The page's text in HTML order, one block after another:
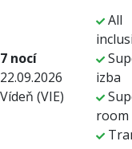
7 nocí
22.09.2026
Vídeň (VIE)
All
izba
room